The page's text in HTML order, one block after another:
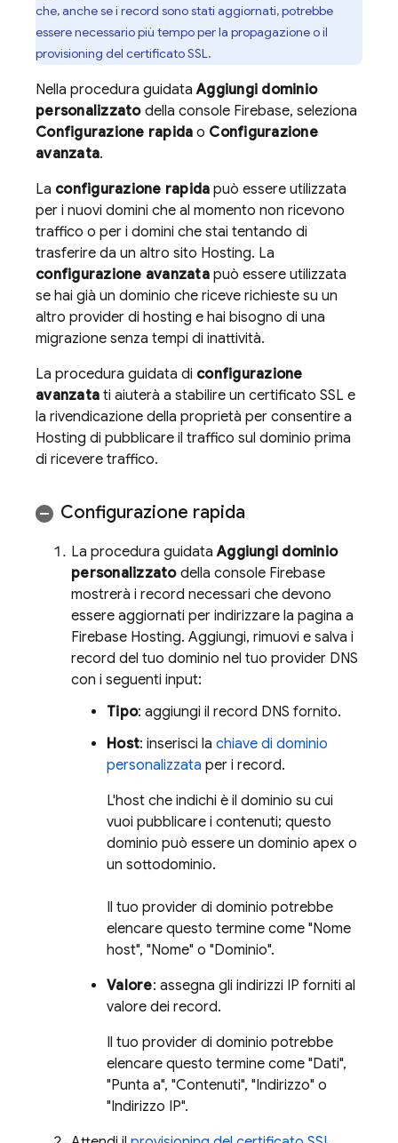
che, anche se i record sono stati aggiornati, potrebbe
essere necessario più tempo per la propagazione o il
provisioning del certificato SSL.
Nella procedura guidataAggiungi dominio
personalizzatodella console Firebase, seleziona
Configurazione rapida o Configurazione
avanzata.
La configurazione rapida può essere utilizzata
per i nuovi domini che al momento non ricevono
traffico o per i domini che stai tentando di
trasferire da un altro sito Hosting. La
configurazione avanzatapuò essere utilizzata
se hai già un dominio che riceve richieste su un
altro provider di hosting e hai bisogno di una
migrazione senza tempi di inattività.
La procedura guidata di configurazione
avanzata ti aiuterà a stabilire un certificato SSL e
la rivendicazione della proprietà per consentire a
Hosting di pubblicare il traffico sul dominio prima
di ricevere traffico.
Configurazione rapida
La procedura guidataAggiungi dominio
personalizzatodella console Firebase
mostrerà i record necessari che devono
essere aggiornati per indirizzare la pagina a
Firebase Hosting. Aggiungi, rimuovi e salva i
record del tuo dominio nel tuo provider DNS
con i seguenti input:
Tipo: aggiungi il record DNS fornito.
Host: inserisci la chiave di dominio
personalizzata per i record.
L'host che indichi è il dominio su cui
vuoi pubblicare i contenuti; questo
dominio può essere un dominio apex o
un sottodominio.
Il tuo provider di dominio potrebbe
elencare questo termine come "Nome
host", "Nome" o "Dominio".
Valore: assegna gli indirizzi IP forniti al
valore dei record.
Il tuo provider di dominio potrebbe
elencare questo termine come "Dati",
"Punta a", "Contenuti", "Indirizzo" o
"Indirizzo IP".